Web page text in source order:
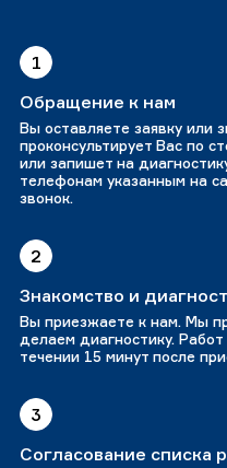
1
Обращение к нам
Вы оставляете заявку или
проконсультирует Вас по
или запишет на
телефонам указанным на
звонок.
2
Знакомство и
Вы приезжаете к нам. Мы
делаем диагностику.
течении 15 минут после
3
Согласование списка